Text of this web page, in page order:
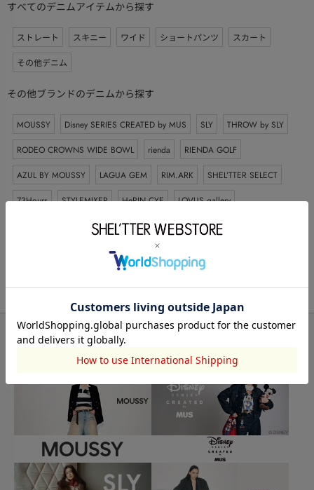
すべてのデニムアイテムから探す
ストレート スキニー ワイド ショートパンツ
スカート
その他デニム
その他ブランドのデニムから探す
MOUSSY Disney SERIES CREATED by MUS SLY
THROW by SLY
RODEO CROWNS WIDE BOWL
rienda
RIENDA GOLF
AZUL BY MOUSSY
LAGUA GEM RIM.ARK
SHEL’TTER SELECT
73Hours
STYLEMIXER HeRIN.CYE LOVUS gallery
BRAND